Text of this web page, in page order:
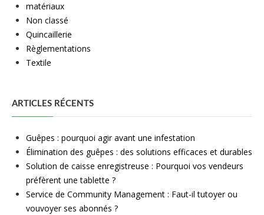
matériaux
Non classé
Quincaillerie
Règlementations
Textile
ARTICLES RÉCENTS
Guêpes : pourquoi agir avant une infestation
Élimination des guêpes : des solutions efficaces et durables
Solution de caisse enregistreuse : Pourquoi vos vendeurs
préfèrent une tablette ?
Service de Community Management : Faut-il tutoyer ou
vouvoyer ses abonnés ?